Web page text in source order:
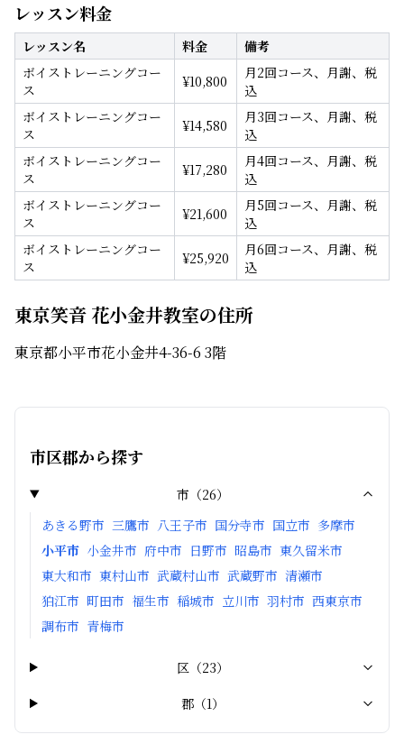
レッスン料金
レッスン名 料金
備考
ボイストレーニングコー
ス
¥10,800
月2回コース、月謝、税
込
ボイストレーニングコー
ス
¥14,580
月3回コース、月謝、税
込
ボイストレーニングコー
ス
¥17,280
月4回コース、月謝、税
込
ボイストレーニングコー
ス
¥21,600
月5回コース、月謝、税
込
ボイストレーニングコー
ス
¥25,920
月6回コース、月謝、税
込
東京笑音 花小金井教室の住所
東京都小平市花小金井4-36-6 3階
市区郡から探す
市 （26）
あきる野市 三鷹市 八王子市 国分寺市 国立市 多摩市
小平市 小金井市 府中市 日野市 昭島市 東久留米市
東大和市 東村山市 武蔵村山市 武蔵野市 清瀬市
狛江市 町田市 福生市 稲城市 立川市 羽村市 西東京市
調布市 青梅市
区 （23）
郡 （1）